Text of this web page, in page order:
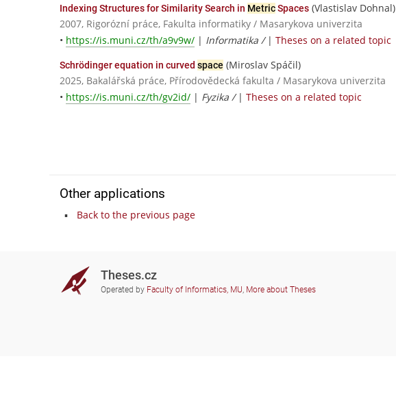
Indexing Structures for Similarity Search in MetricSpaces (Vlastislav Dohnal)
2007, Rigorózní práce, Fakulta informatiky / Masarykova univerzita
• https://is.muni.cz/th/a9v9w/ | Informatika / | Theses on a related topic
Schrödinger equation in curved space (Miroslav Spáčil)
2025, Bakalářská práce, Přírodovědecká fakulta / Masarykova univerzita
• https://is.muni.cz/th/gv2id/ | Fyzika / | Theses on a related topic
Other applications
Back to the previous page
Theses.cz
Operated by Faculty of Informatics, MU, More about Theses